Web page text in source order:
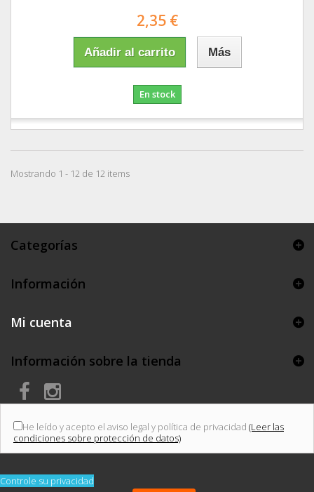
2,35 €
Añadir al carrito Más
En stock
Mostrando 1 - 12 de 12 items
Categorías
Información
Mi cuenta
Información sobre la tienda
He leído y acepto el aviso legal y política de privacidad (Leer las
condiciones sobre protección de datos)
Controle su privacidad